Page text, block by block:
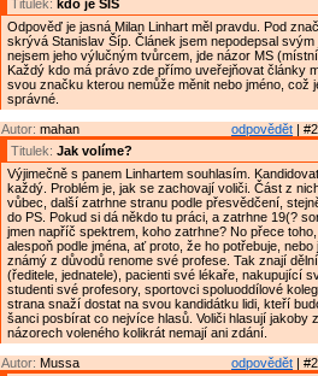
Titulek: kdo je SIS
Odpověď je jasná Milan Linhart měl pravdu. Pod
skrývá Stanislav Šíp. Článek jsem nepodepsal svým
nejsem jeho výlučným tvůrcem, jde názor MS
Každý kdo má právo zde přímo uveřejňovat články
svou značku kterou nemůže měnit nebo jméno, což
správné.
odpovědět |
Autor: mahan
Titulek: Jak volíme?
Výjimečně s panem Linhartem souhlasím.
každý. Problém je, jak se zachovají voliči. Část z
vůbec, další zatrhne stranu podle přesvědčení,
do PS. Pokud si dá někdo tu práci, a zatrhne 19(?
jmen napříč spektrem, koho zatrhne? No přece
alespoň podle jména, ať proto, že ho potřebuje, nebo
známý z důvodů renome své profese. Tak znají
(ředitele, jednatele), pacienti své lékaře, nakupující
studenti své profesory, sportovci spoluoddílové
strana snaží dostat na svou kandidátku lidi, kteří
šanci posbírat co nejvíce hlasů. Voliči hlasují jakoby
názorech voleného kolikrát nemají ani zdání.
odpovědět |
Autor: Mussa